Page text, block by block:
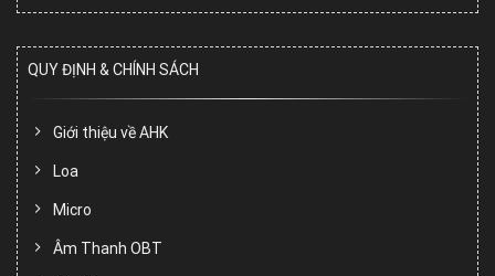
QUY ĐỊNH & CHÍNH SÁCH
Giới thiệu về AHK
Loa
Micro
Âm Thanh OBT